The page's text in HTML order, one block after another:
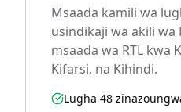
Msaada kamili wa
usindikaji wa akili wa
msaada wa RTL kwa
Kifarsi, na Kihindi.
Lugha 48